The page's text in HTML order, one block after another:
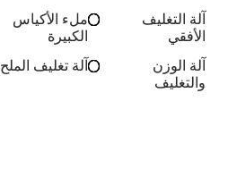
آلة التغليف
الأفقي
ملء الأكياس
الكبيرة
آلة الوزن
والتغليف
آلة تغليف الملح